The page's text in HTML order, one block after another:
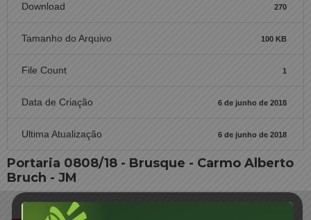
Download 270
Tamanho do Arquivo 100 KB
File Count 1
Data de Criação 6 de junho de 2018
Ultima Atualização 6 de junho de 2018
Portaria 0808/18 - Brusque - Carmo Alberto
Bruch - JM